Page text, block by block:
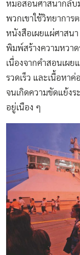
หมอสอนศาสนากลับ
พวกเขาใช้วิทยาการ
หนังสือเผยแผ่ศาสนา
พิมพ์สร้างความหวา
เนื่องจากคำสอนเผ
รวดเร็ว และเนื้อหา
จนเกิดความขัดแย้ง
อยู่เนือง ๆ